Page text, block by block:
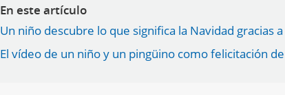
En este artículo
Un niño descubre lo que significa la Navidad gracias
El vídeo de un niño y un pingüino como felicitación